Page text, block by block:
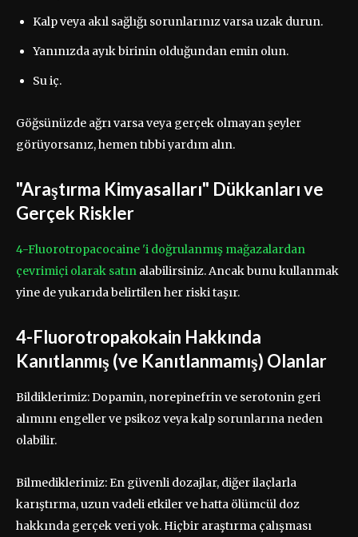
Kalp veya akıl sağlığı sorunlarınız varsa uzak durun.
Yanınızda ayık birinin olduğundan emin olun.
Su iç.
Göğsünüzde ağrı varsa veya gerçek olmayan şeyler
görüyorsanız, hemen tıbbi yardım alın.
"Araştırma Kimyasalları" Dükkanları ve
Gerçek Riskler
4-Fluorotropacocaine 'i doğrulanmış mağazalardan
çevrimiçi olarak satın alabilirsiniz. Ancak bunu kullanmak
yine de yukarıda belirtilen her riski taşır.
4-Fluorotropakokain Hakkında
Kanıtlanmış (ve Kanıtlanmamış) Olanlar
Bildiklerimiz: Dopamin, norepinefrin ve serotonin geri
alımını engeller ve psikoz veya kalp sorunlarına neden
olabilir.
Bilmediklerimiz: En güvenli dozajlar, diğer ilaçlarla
karıştırma, uzun vadeli etkiler ve hatta ölümcül doz
hakkında gerçek veri yok. Hiçbir araştırma çalışması